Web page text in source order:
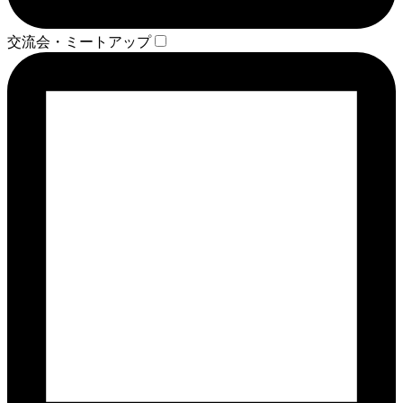
交流会・ミートアップ